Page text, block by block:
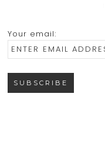
Your email: